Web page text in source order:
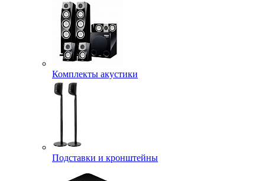
Комплекты акустики
Подставки и кронштейны